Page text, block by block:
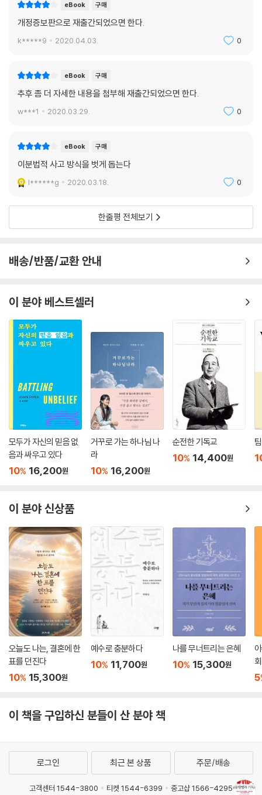
eBook 구매
개정증보판으로 재출간되었으면 한다.
k*****9 2020.04.03. 0
eBook 구매
추후 좀 더 자세한 내용을 첨부해 재출간되었으면 한다.
w***1 2020.03.29. 0
eBook 구매
이분법적 사고 방식을 벗게 돕는다
l******g 2020.03.18. 0
한줄평 전체보기
배송/반품/교환 안내
이 분야 베스트셀러
모두가 자신의 믿음 없
음과 싸우고 있다
10% 16,200원
거꾸로 가는 하나님 나
라
10% 16,200원
순전한 기독교
10% 14,400원
이 분야 신상품
오늘도 나는, 결혼에 한
표를 던진다
10% 15,300원
예수로 충분하다
10% 11,700원
나를 무너트리는 은혜
10% 15,300원
회
5
이 책을 구입하신 분들이 산 분야 책
로그인 최근 본 상품 주문/배송
고객센터 1544-3800 티켓 1544-6399 중고샵 1566-4295